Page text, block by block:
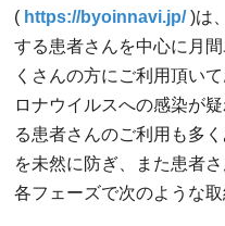
( https://byoinnavi.jp/)は
する患者さんを中心に月
くさんの方にご利用頂い
ロナウイルスへの感染が
る患者さんのご利用も多
を未然に防ぎ、また患者
各フェーズで次のような取